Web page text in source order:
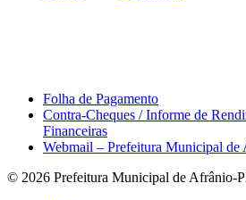
Folha de Pagamento
Contra-Cheques / Informe de
Financeiras
Webmail – Prefeitura Municipal de
© 2026 Prefeitura Municipal de Afrânio-